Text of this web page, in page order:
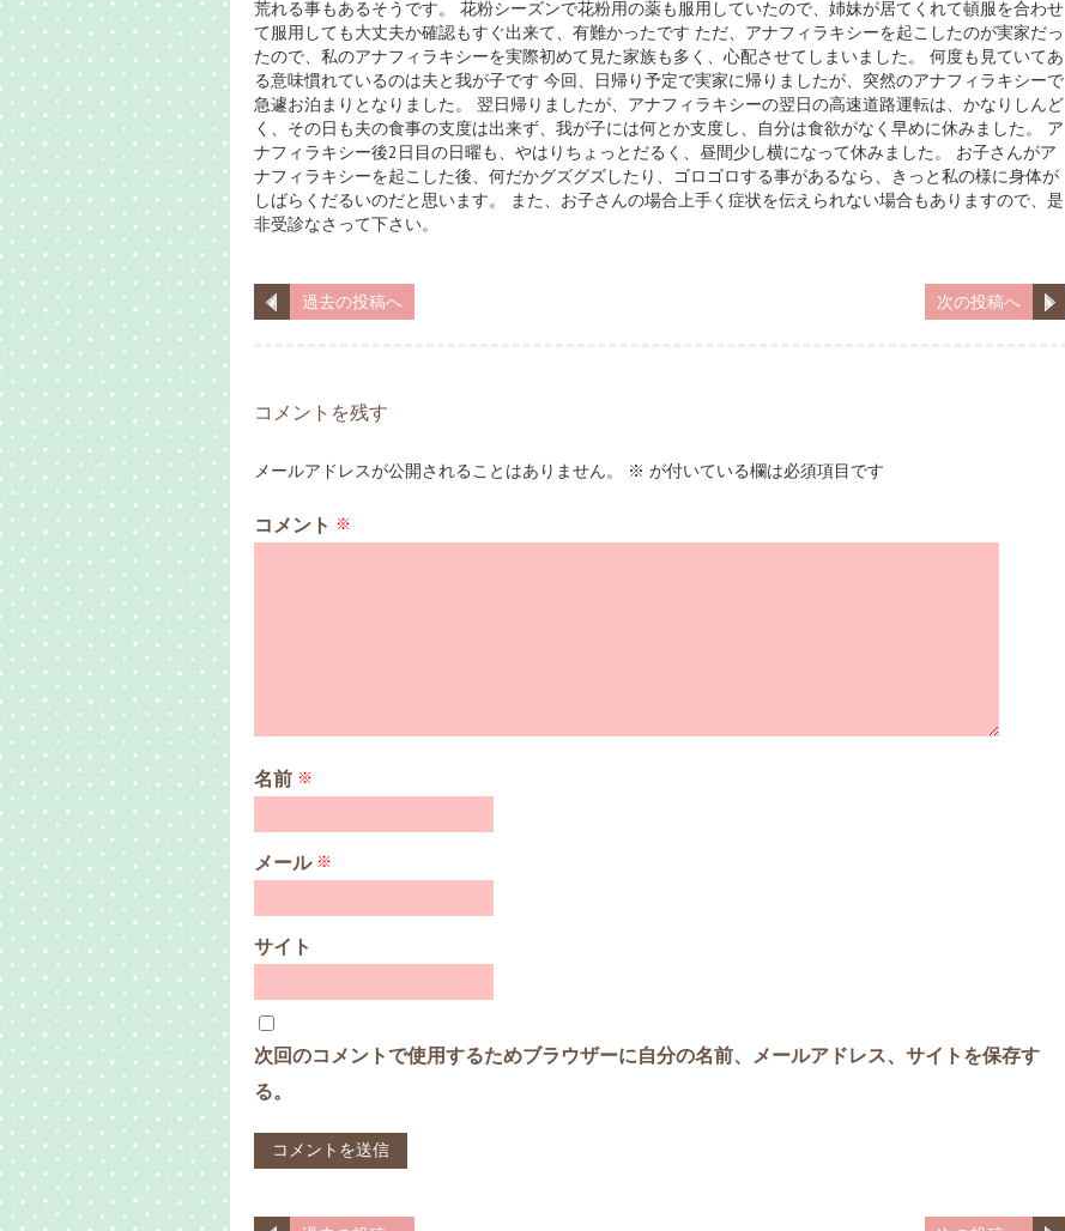
荒れる事もあるそうです。 花粉シーズンで花粉用の薬も服用していたので、姉妹が居てくれて頓服を合わせ
て服用しても大丈夫か確認もすぐ出来て、有難かったです ただ、アナフィラキシーを起こしたのが実家だっ
たので、私のアナフィラキシーを実際初めて見た家族も多く、心配させてしまいました。 何度も見ていてあ
る意味慣れているのは夫と我が子です 今回、日帰り予定で実家に帰りましたが、突然のアナフィラキシーで
急遽お泊まりとなりました。 翌日帰りましたが、アナフィラキシーの翌日の高速道路運転は、かなりしんど
く、その日も夫の食事の支度は出来ず、我が子には何とか支度し、自分は食欲がなく早めに休みました。 ア
ナフィラキシー後2日目の日曜も、やはりちょっとだるく、昼間少し横になって休みました。 お子さんがア
ナフィラキシーを起こした後、何だかグズグズしたり、ゴロゴロする事があるなら、きっと私の様に身体が
しばらくだるいのだと思います。 また、お子さんの場合上手く症状を伝えられない場合もありますので、是
非受診なさって下さい。
過去の投稿へ 次の投稿へ
コメントを残す
メールアドレスが公開されることはありません。 ※ が付いている欄は必須項目です
コメント ※
名前 ※
メール ※
サイト
次回のコメントで使用するためブラウザーに自分の名前、メールアドレス、サイトを保存す
る。